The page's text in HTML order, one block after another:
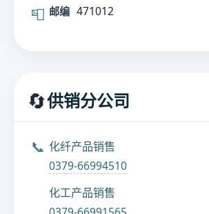
📮 邮编 471012
🔄供销分公司
📞 化纤产品销售
0379-66994510
化工产品销售